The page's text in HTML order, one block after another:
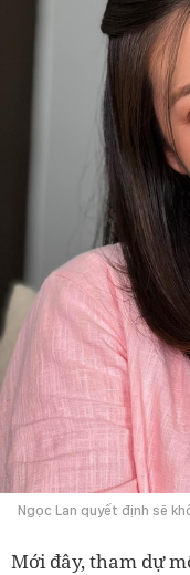
Ngọc Lan quyết định sẽ
Mới đây, tham dự